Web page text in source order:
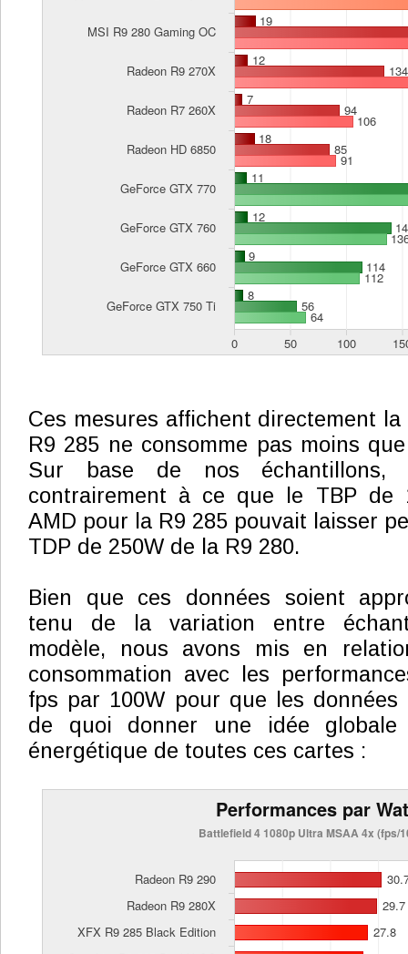
Ces mesures affichent directement
R9 285 ne consomme pas moins
Sur base de nos échantillons,
contrairement à ce que le TBP de
AMD pour la R9 285 pouvait laisser
TDP de 250W de la R9 280.
Bien que ces données soient
tenu de la variation entre
modèle, nous avons mis en
consommation avec les
fps par 100W pour que les
de quoi donner une idée
énergétique de toutes ces cartes :